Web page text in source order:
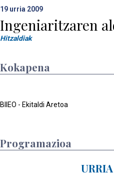
19 urria 2009
Ingeniaritzaren
Hitzaldiak
Kokapena
BIIEO - Ekitaldi Aretoa
Programazioa